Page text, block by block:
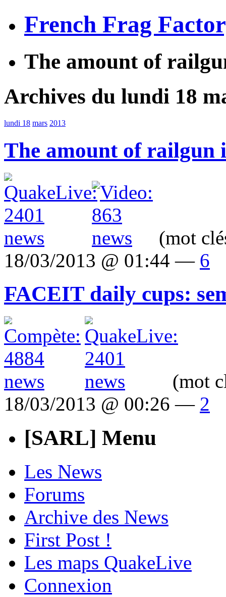
French Frag
The amount of
Archives du lundi 18
lundi 18 mars 2013
The amount of railgun
(mot
18/03/2013 @ 01:44 — 6
FACEIT daily cups:
(mot
18/03/2013 @ 00:26 — 2
[SARL] Menu
Les News
Forums
Archive des News
First Post !
Les maps QuakeLive
Connexion